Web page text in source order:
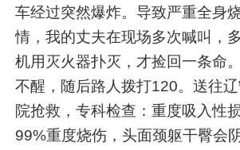
车经过突然爆炸。导致严重全身
情，我的丈夫在现场多次喊叫，
机用灭火器扑灭，才捡回一条命
不醒，随后路人拨打120。送往
院抢救，专科检查：重度吸入性
99%重度烧伤，头面颈躯干臀会